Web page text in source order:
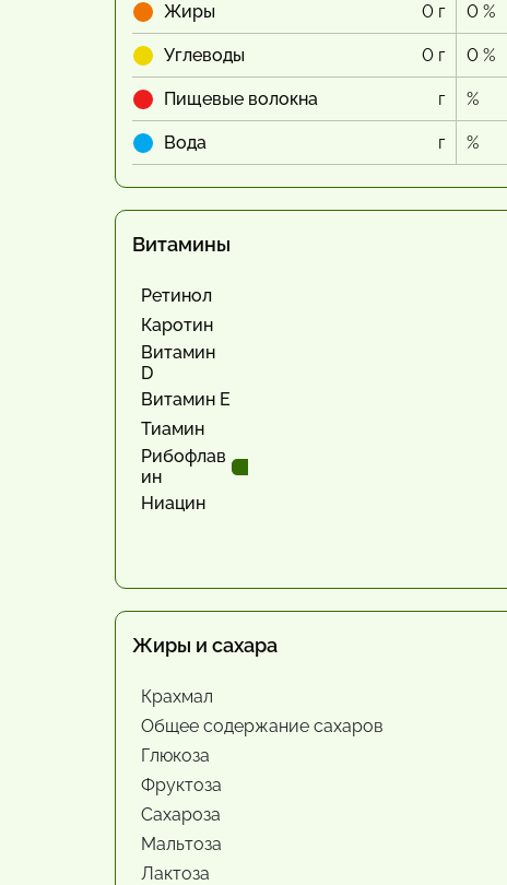
Жиры 0 г 0 %
Углеводы 0 г 0 %
Пищевые волокна г %
Вода г %
Витамины
Ретинол
Каротин
Витамин
D
Витамин Е
Тиамин
Рибофлав
ин
Ниацин
Жиры и сахара
Крахмал
Общее содержание сахаров
Глюкоза
Фруктоза
Сахароза
Мальтоза
Лактоза